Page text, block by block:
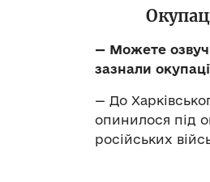
— Можете
зазнали
— До
опинилося під
російських